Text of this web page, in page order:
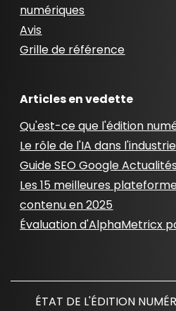
numériques
Avis
Grille de référence
Articles en vedette
Qu'est-ce que l'édition
Le rôle de l'IA dans
Guide SEO Google
Les 15 meilleures
contenu en 2025
Évaluation d'AlphaMetricx
ÉTAT DE L'ÉDITION